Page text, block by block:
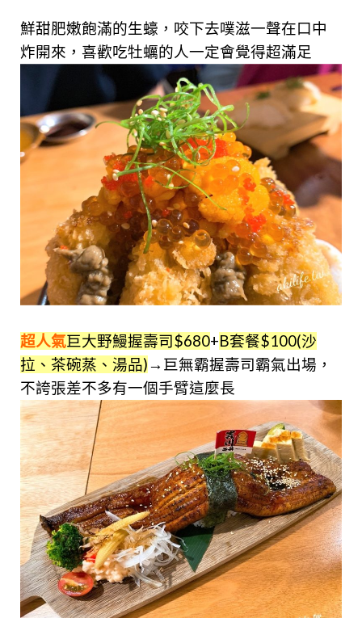
鮮甜肥嫩飽滿的生蠔，咬下去噗滋一聲在口中
炸開來，喜歡吃牡蠣的人一定會覺得超滿足
超人氣巨大野鰻握壽司$680+B套餐$100(沙
拉、茶碗蒸、湯品)→巨無霸握壽司霸氣出場，
不誇張差不多有一個手臂這麼長